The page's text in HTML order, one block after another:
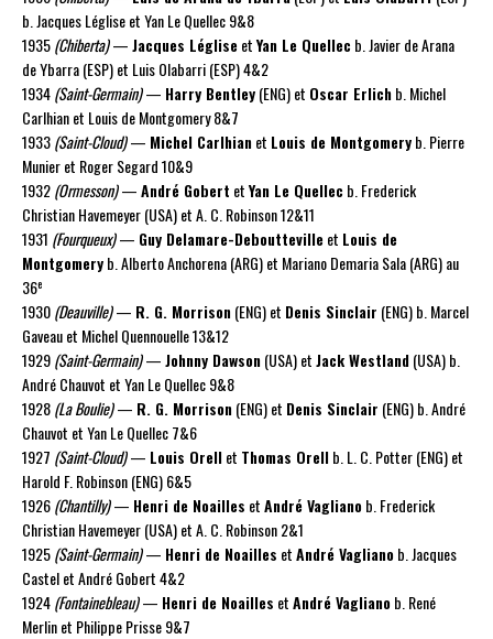
b. Jacques Léglise et Yan Le Quellec 9&8
1935(Chiberta)—Jacques LégliseetYan Le Quellec b. Javier de Arana
de Ybarra (ESP) et Luis Olabarri (ESP) 4&2
1934(Saint-Germain)— Harry Bentley(ENG) et Oscar Erlichb. Michel
Carlhian et Louis de Montgomery 8&7
1933(Saint-Cloud)— Michel Carlhianet Louis de Montgomeryb. Pierre
Munier et Roger Segard 10&9
1932(Ormesson)—André Gobert etYan Le Quellec b. Frederick
Christian Havemeyer (USA) et A. C. Robinson 12&11
1931 (Fourqueux)— Guy Delamare-Debouttevilleet Louis de
Montgomeryb. Alberto Anchorena (ARG) et Mariano Demaria Sala (ARG) au
36e
1930(Deauville)— R. G. Morrison(ENG) et Denis Sinclair (ENG) b. Marcel
Gaveau et Michel Quennouelle 13&12
1929(Saint-Germain)—Johnny Dawson(USA) etJack Westland(USA) b.
André Chauvot et Yan Le Quellec 9&8
1928(La Boulie)— R. G. Morrison(ENG) et Denis Sinclair (ENG) b. André
Chauvot et Yan Le Quellec 7&6
1927 (Saint-Cloud)— Louis Orellet Thomas Orellb. L. C. Potter (ENG) et
Harold F. Robinson (ENG) 6&5
1926(Chantilly)— Henri de Noailles etAndré Vaglianob. Frederick
Christian Havemeyer (USA) et A. C. Robinson 2&1
1925(Saint-Germain)— Henri de Noailles etAndré Vaglianob. Jacques
Castel et André Gobert 4&2
1924(Fontainebleau)— Henri de Noailles etAndré Vaglianob. René
Merlin et Philippe Prisse 9&7